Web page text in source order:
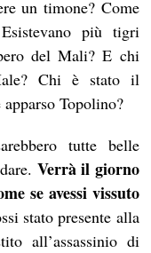
un timone? Come
più tigri
del Mali? E chi
Chi è stato il
Topolino?
tutte belle
Verrà il giorno
se avessi vissuto
stato presente alla
all’assassinio di